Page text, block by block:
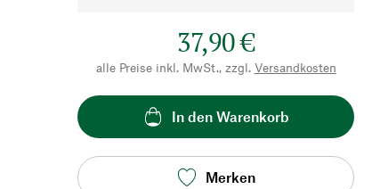
37,90 €
alle Preise inkl. MwSt., zzgl. Versandkosten
In den Warenkorb
Merken